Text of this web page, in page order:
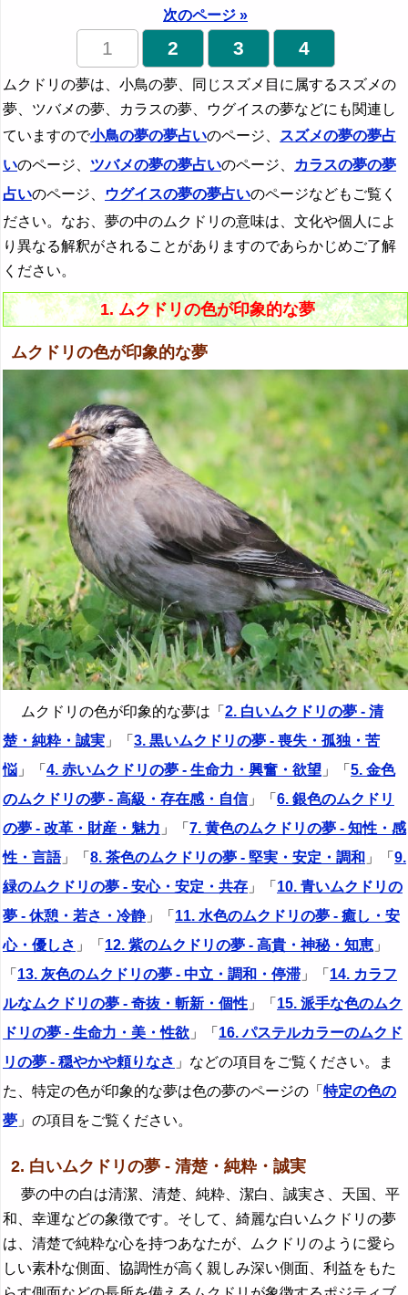
次のページ »
1 2 3 4
ムクドリの夢は、小鳥の夢、同じスズメ目に属するスズメの
夢、ツバメの夢、カラスの夢、ウグイスの夢などにも関連し
ていますので小鳥の夢の夢占いのページ、
スズメの夢の夢占
いのページ、 ツバメの夢の夢占いのページ、
カラスの夢の夢
占いのページ、 ウグイスの夢の夢占いのページなどもご覧く
ださい。なお、夢の中のムクドリの意味は、文化や個人によ
り異なる解釈がされることがありますのであらかじめご了解
ください。
1. ムクドリの色が印象的な夢
ムクドリの色が印象的な夢
ムクドリの色が印象的な夢は「 2. 白いムクドリの夢 - 清
楚・純粋・誠実 」「 3. 黒いムクドリの夢 - 喪失・孤独・苦
悩 」「 4. 赤いムクドリの夢 - 生命力・興奮・欲望 」「 5. 金色
のムクドリの夢 - 高級・存在感・自信」「 6. 銀色のムクドリ
の夢 - 改革・財産・魅力 」「 7. 黄色のムクドリの夢 - 知性・感
性・言語」「 8. 茶色のムクドリの夢 - 堅実・安定・調和 」「 9.
緑のムクドリの夢 - 安心・安定・共存 」「 10. 青いムクドリの
夢 - 休憩・若さ・冷静」「 11. 水色のムクドリの夢 - 癒し・安
心・優しさ 」「 12. 紫のムクドリの夢 - 高貴・神秘・知恵 」
「 13. 灰色のムクドリの夢 - 中立・調和・停滞 」「 14. カラフ
ルなムクドリの夢 - 奇抜・斬新・個性 」「 15. 派手な色のムク
ドリの夢 - 生命力・美・性欲 」「 16. パステルカラーのムクド
リの夢 - 穏やかや頼りなさ 」などの項目をご覧ください。ま
た、特定の色が印象的な夢は色の夢のページの「 特定の色の
夢 」の項目をご覧ください。
2. 白いムクドリの夢 - 清楚・純粋・誠実
夢の中の白は清潔、清楚、純粋、潔白、誠実さ、天国、平
和、幸運などの象徴です。そして、綺麗な白いムクドリの夢
は、清楚で純粋な心を持つあなたが、ムクドリのように愛ら
しい素朴な側面、協調性が高く親しみ深い側面、利益をもた